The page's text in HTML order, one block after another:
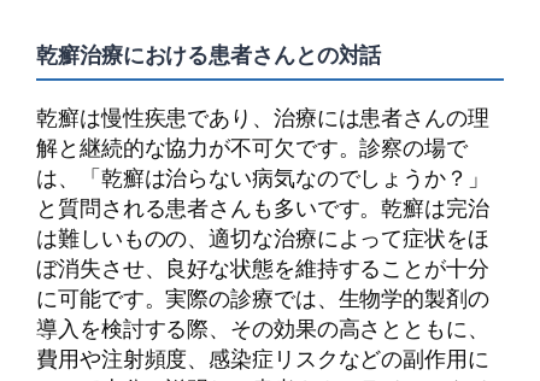
乾癬治療における患者さんとの対話
乾癬は慢性疾患であり、治療には患者さんの理
解と継続的な協力が不可欠です。診察の場で
は、「乾癬は治らない病気なのでしょうか？」
と質問される患者さんも多いです。乾癬は完治
は難しいものの、適切な治療によって症状をほ
ぼ消失させ、良好な状態を維持することが十分
に可能です。実際の診療では、生物学的製剤の
導入を検討する際、その効果の高さとともに、
費用や注射頻度、感染症リスクなどの副作用に